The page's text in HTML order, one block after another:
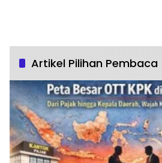
Artikel Pilihan Pembaca